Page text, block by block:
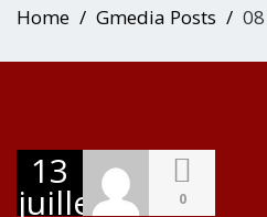
Home Gmedia Posts
13
juillet 0